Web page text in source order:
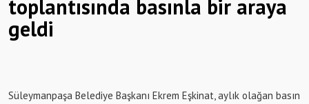
toplantısında basınla bir araya
geldi
Süleymanpaşa Belediye Başkanı Ekrem Eşkinat, aylık olağan basın